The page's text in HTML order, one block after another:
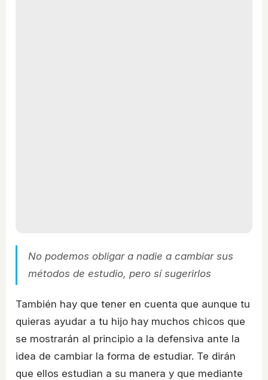
No podemos obligar a nadie a cambiar sus
métodos de estudio, pero sí sugerirlos
También hay que tener en cuenta que aunque tu
quieras ayudar a tu hijo hay muchos chicos que
se mostrarán al principio a la defensiva ante la
idea de cambiar la forma de estudiar. Te dirán
que ellos estudian a su manera y que mediante